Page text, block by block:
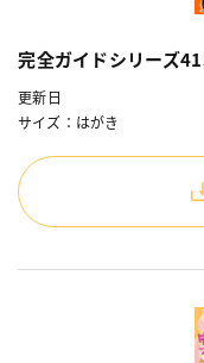
完全ガイドシリーズ
更新日
サイズ：はがき